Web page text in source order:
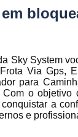
Sky System
Via Gps,
para
o objetivo
a
e